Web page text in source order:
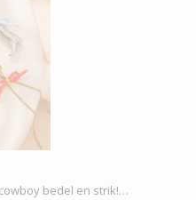
bedel en strik!…